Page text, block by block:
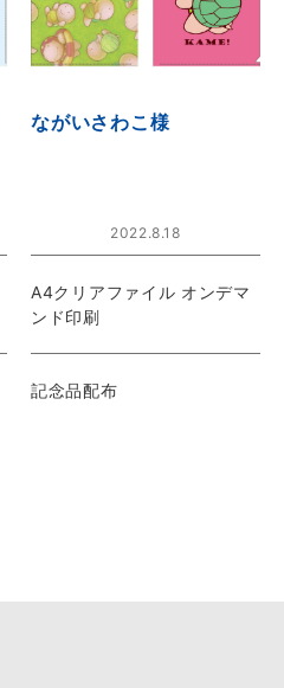
ながいさわこ様
2022.8.18
A4クリアファイル オンデマ
ンド印刷
記念品配布